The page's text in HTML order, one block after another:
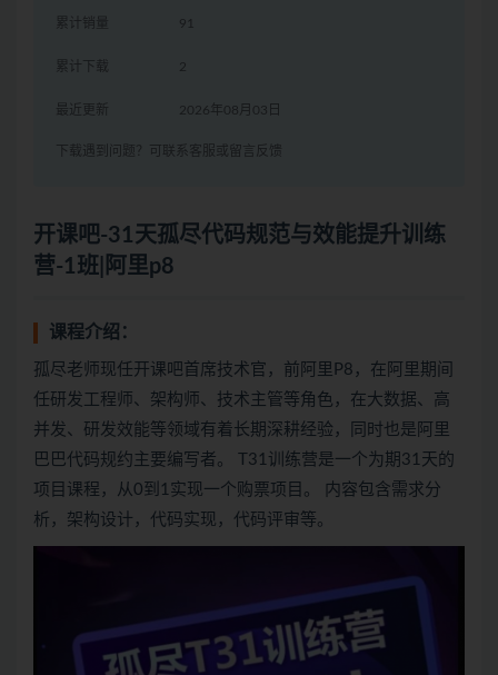
累计销量 91
累计下载 2
最近更新 2026年08月03日
下载遇到问题？可联系客服或留言反馈
开课吧-31天孤尽代码规范与效能提升训练
营-1班|阿里p8
课程介绍：
孤尽老师现任开课吧首席技术官，前阿里P8，在阿里期间
任研发工程师、架构师、技术主管等角色，在大数据、高
并发、研发效能等领域有着长期深耕经验，同时也是阿里
巴巴代码规约主要编写者。 T31训练营是一个为期31天的
项目课程，从0到1实现一个购票项目。 内容包含需求分
析，架构设计，代码实现，代码评审等。